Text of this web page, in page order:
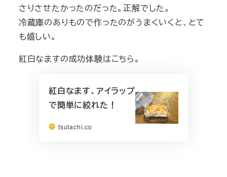
さりさせたかったのだった。正解でした。
冷蔵庫のありもので作ったのがうまくいくと、とて
も嬉しい。
紅白なますの成功体験はこちら。
紅白なます、アイラップ
で簡単に絞れた！
tsutachi.co